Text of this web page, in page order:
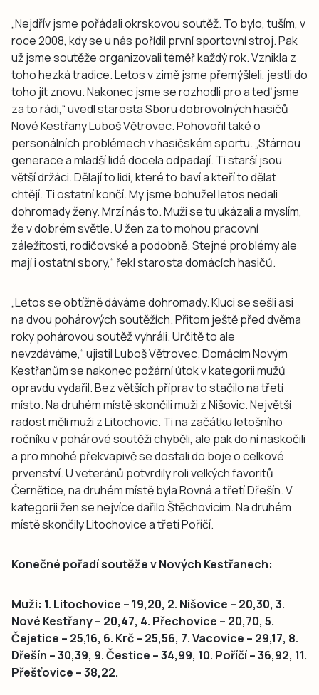
„Nejdřív jsme pořádali okrskovou soutěž. To bylo, tuším, v
roce 2008, kdy se u nás pořídil první sportovní stroj. Pak
už jsme soutěže organizovali téměř každý rok. Vznikla z
toho hezká tradice. Letos v zimě jsme přemýšleli, jestli do
toho jít znovu. Nakonec jsme se rozhodli pro a teď jsme
za to rádi,“ uvedl starosta Sboru dobrovolných hasičů
Nové Kestřany Luboš Větrovec. Pohovořil také o
personálních problémech v hasičském sportu. „Stárnou
generace a mladší lidé docela odpadají. Ti starší jsou
větší držáci. Dělají to lidi, které to baví a kteří to dělat
chtějí. Ti ostatní končí. My jsme bohužel letos nedali
dohromady ženy. Mrzí nás to. Muži se tu ukázali a myslím,
že v dobrém světle. U žen za to mohou pracovní
záležitosti, rodičovské a podobně. Stejné problémy ale
mají i ostatní sbory,“ řekl starosta domácích hasičů.
„Letos se obtížně dáváme dohromady. Kluci se sešli asi
na dvou pohárových soutěžích. Přitom ještě před dvěma
roky pohárovou soutěž vyhráli. Určitě to ale
nevzdáváme,“ ujistil Luboš Větrovec. Domácím Novým
Kestřanům se nakonec požární útok v kategorii mužů
opravdu vydařil. Bez větších příprav to stačilo na třetí
místo. Na druhém místě skončili muži z Nišovic. Největší
radost měli muži z Litochovic. Ti na začátku letošního
ročníku v pohárové soutěži chyběli, ale pak do ní naskočili
a pro mnohé překvapivě se dostali do boje o celkové
prvenství. U veteránů potvrdily roli velkých favoritů
Černětice, na druhém místě byla Rovná a třetí Dřešín. V
kategorii žen se nejvíce dařilo Štěchovicím. Na druhém
místě skončily Litochovice a třetí Poříčí.
Konečné pořadí soutěže v Nových Kestřanech:
Muži: 1. Litochovice – 19,20, 2. Nišovice – 20,30, 3.
Nové Kestřany – 20,47, 4. Přechovice – 20,70, 5.
Čejetice – 25,16, 6. Krč – 25,56, 7. Vacovice – 29,17, 8.
Dřešín – 30,39, 9. Čestice – 34,99, 10. Poříčí – 36,92, 11.
Přešťovice – 38,22.